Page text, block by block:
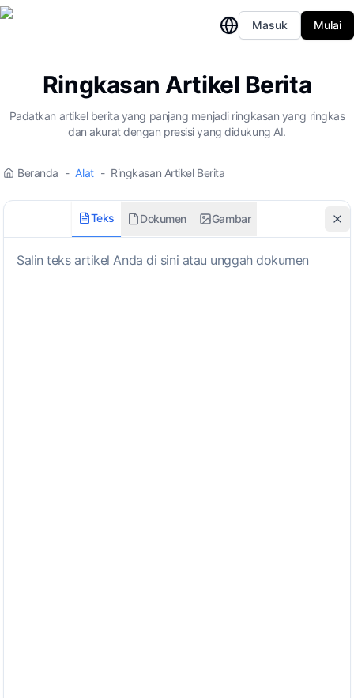
Masuk Mulai
Ringkasan Artikel Berita
Padatkan artikel berita yang panjang menjadi ringkasan yang ringkas
dan akurat dengan presisi yang didukung AI.
Beranda - Alat - Ringkasan Artikel Berita
Teks Dokumen Gambar